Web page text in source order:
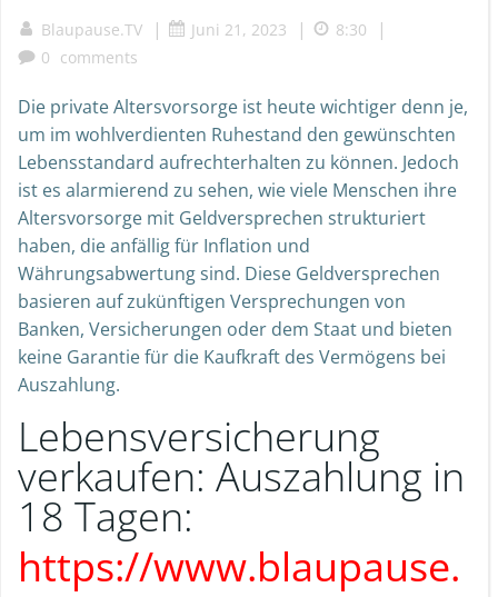
Blaupause.TV | Juni 21, 2023 | 8:30 |
0 comments
Die private Altersvorsorge ist heute wichtiger denn je,
um im wohlverdienten Ruhestand den gewünschten
Lebensstandard aufrechterhalten zu können. Jedoch
ist es alarmierend zu sehen, wie viele Menschen ihre
Altersvorsorge mit Geldversprechen strukturiert
haben, die anfällig für Inflation und
Währungsabwertung sind. Diese Geldversprechen
basieren auf zukünftigen Versprechungen von
Banken, Versicherungen oder dem Staat und bieten
keine Garantie für die Kaufkraft des Vermögens bei
Auszahlung.
Lebensversicherung
verkaufen: Auszahlung in
18 Tagen:
https://www.blaupause.